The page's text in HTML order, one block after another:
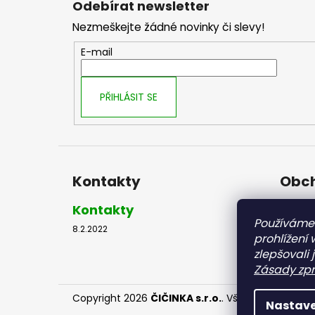
prohlížení
zlepšovali
Zásady
Odebírat newsletter
Nezmeškejte žádné novinky či slevy!
E-mail
PŘIHLÁSIT SE
Kontakty
Kontakty
8.2.2022 8.2.2022
Copyright 2026 ČIČINKA s.r.o.. Všechna práva